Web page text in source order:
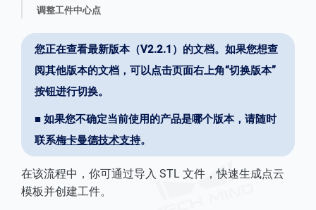
调整工件中心点
您正在查看最新版本（V2.2.1）的文档。如果您想查
阅其他版本的文档，可以点击页面右上角“切换版本”
按钮进行切换。
■ 如果您不确定当前使用的产品是哪个版本，请随时
联系梅卡曼德技术支持。
在该流程中，你可通过导入 STL 文件，快速生成点云
模板并创建工件。